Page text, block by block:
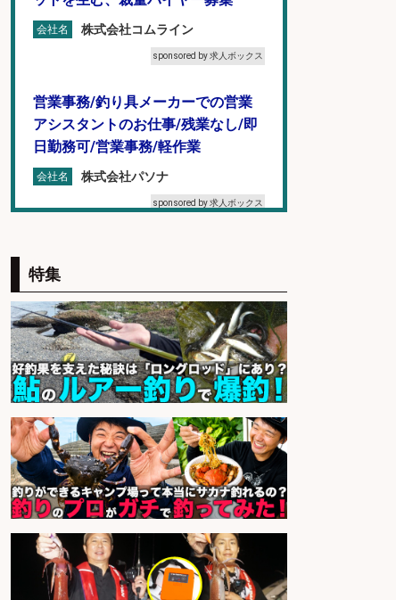
会社名 株式会社コムライン
sponsored by 求人ボックス
営業事務/釣り具メーカーでの営業
アシスタントのお仕事/残業なし/即
日勤務可/営業事務/軽作業
会社名 株式会社パソナ
sponsored by 求人ボックス
計」
会社名 メガバス株式会社
sponsored by 求人ボックス
配達/ドライバー/ドライバー補助 魚
の梱包 年齢経験不問/完全週休2日で
最低月収33万円保証
会社名 株式会社ワイズ
sponsored by 求人ボックス
釣り具などの出荷作業～～/工場/製
造
会社名 UTグループ株式会社
特集